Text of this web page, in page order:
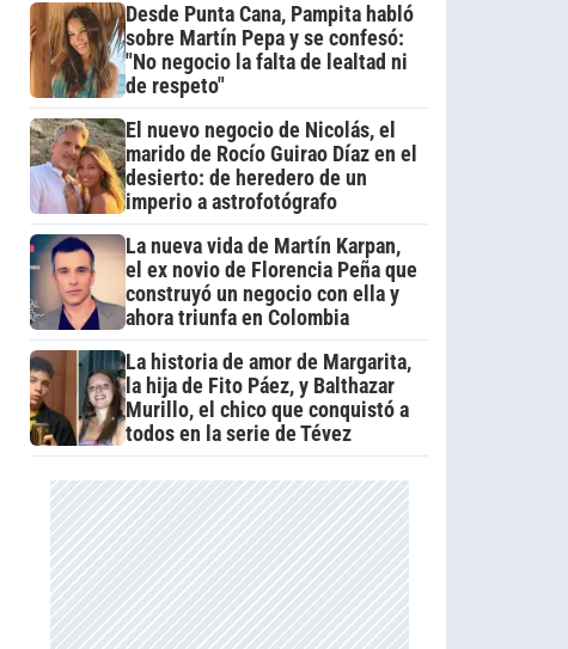
Desde Punta Cana, Pampita habló
sobre Martín Pepa y se confesó:
"No negocio la falta de lealtad ni
de respeto"
El nuevo negocio de Nicolás, el
marido de Rocío Guirao Díaz en el
desierto: de heredero de un
imperio a astrofotógrafo
La nueva vida de Martín Karpan,
el ex novio de Florencia Peña que
construyó un negocio con ella y
ahora triunfa en Colombia
La historia de amor de Margarita,
la hija de Fito Páez, y Balthazar
Murillo, el chico que conquistó a
todos en la serie de Tévez